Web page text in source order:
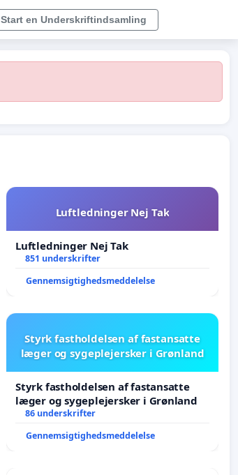
Start en Underskriftindsamling
Luftledninger Nej Tak
Luftledninger Nej Tak
851 underskrifter
Gennemsigtighedsmeddelelse
Styrk fastholdelsen af fastansatte
læger og sygeplejersker i Grønland
Styrk fastholdelsen af fastansatte
læger og sygeplejersker i Grønland
86 underskrifter
Gennemsigtighedsmeddelelse